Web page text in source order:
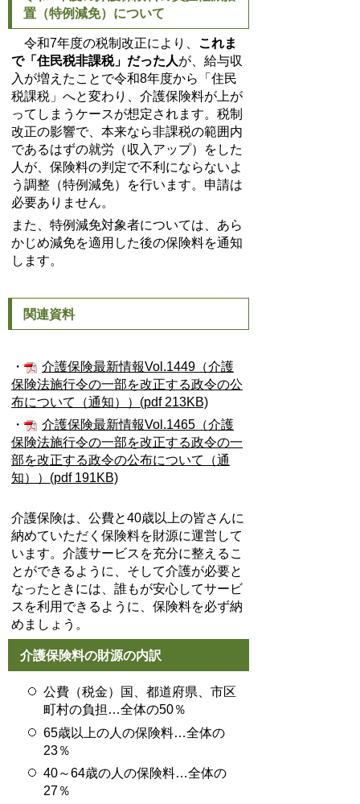
置（特例減免）について
令和7年度の税制改正により、 これま
で「住民税非課税」だった人が、給与収
入が増えたことで令和8年度から「住民
税課税」へと変わり、介護保険料が上が
ってしまうケースが想定されます。税制
改正の影響で、本来なら非課税の範囲内
であるはずの就労（収入アップ）をした
人が、保険料の判定で不利にならないよ
う調整（特例減免）を行います。申請は
必要ありません。
また、特例減免対象者については、あら
かじめ減免を適用した後の保険料を通知
します。
関連資料
・
介護保険最新情報Vol.1449（介護
保険法施行令の一部を改正する政令の公
布について（通知））(pdf 213KB)
・
介護保険最新情報Vol.1465（介護
保険法施行令の一部を改正する政令の一
部を改正する政令の公布について（通
知））(pdf 191KB)
介護保険は、公費と40歳以上の皆さんに
納めていただく保険料を財源に運営して
います。介護サービスを充分に整えるこ
とができるように、そして介護が必要と
なったときには、誰もが安心してサービ
スを利用できるように、保険料を必ず納
めましょう。
介護保険料の財源の内訳
公費（税金）国、都道府県、市区
町村の負担…全体の50％
65歳以上の人の保険料…全体の
23％
40～64歳の人の保険料…全体の
27％